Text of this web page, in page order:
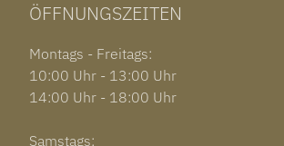
ÖFFNUNGSZEITEN
Montags - Freitags:
10:00 Uhr - 13:00 Uhr
14:00 Uhr - 18:00 Uhr
Samstags: